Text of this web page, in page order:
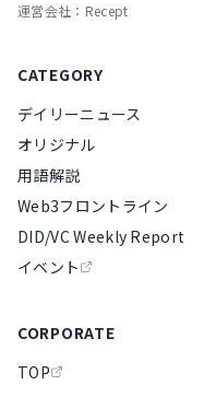
運営会社：Recept
CATEGORY
デイリーニュース
オリジナル
用語解説
Web3フロントライン
DID/VC Weekly Report
イベント
CORPORATE
TOP